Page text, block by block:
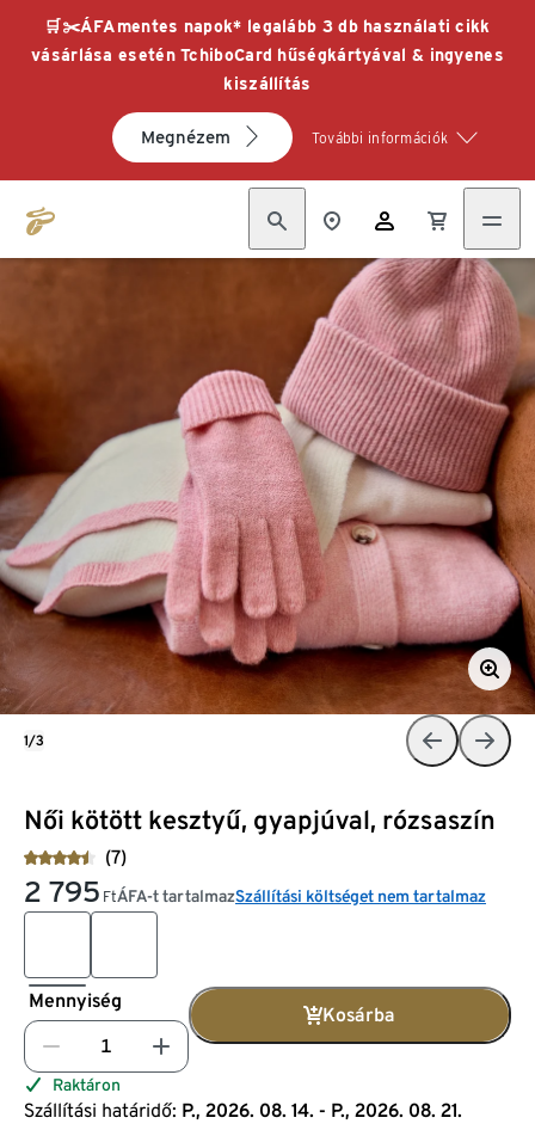
🛒✂️ÁFAmentes napok* legalább 3 db használati cikk
vásárlása esetén TchiboCard hűségkártyával & ingyenes
kiszállítás
Megnézem További információk
Női kötött kesztyű, gyapjúval, rózsaszín
(7)
2 795 FtÁFA-t tartalmazSzállítási költséget nem tartalmaz
Mennyiség
Kosárba
Raktáron
Szállítási határidő: P., 2026. 08. 14. - P., 2026. 08. 21.
1/3